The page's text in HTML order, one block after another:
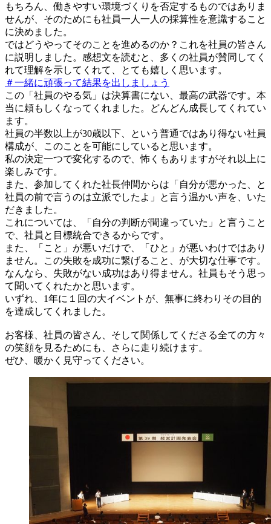
もちろん、働きやすい環境づくりを否定するものではありま
せんが、そのためにも社員一人一人の採算性を意識すること
に決めました。
ではどうやってそのことを進めるのか？これを社員の皆さん
に説明しました。感想文を読むと、多くの社員が賛同してく
れて理解を示してくれて、とても嬉しく思います。
＃一緒に頑張って結果を出しましょう
この「社員のやる気」は決算書にない、最高の武器です。本
当に頼もしくなってくれました。どんどん成長してくれてい
ます。
社員の半数以上が30歳以下、という普通ではあり得ない社員
構成が、このことを可能にしていると思います。
私の決定一つで変化するので、怖くもありますがそれ以上に
楽しみです。
また、参加してくれた社長仲間からは「自分が悪かった、と
社員の前で言うのは立派でしたよ」と言う温かい声を、いた
だきました。
これについては、「自分の判断が間違っていた」と言うこと
で、社員と目標統合できるからです。
また、「こと」が悪いだけで、「ひと」が悪いわけではあり
ません。この失敗を成功に繋げること、が大切な仕事です。
なんなら、失敗がない成功はあり得ません。社員もそう思っ
て聞いてくれたかと思います。
いずれ、1年に１回の大イベントが、無事に終わりその目的
を達成してくれました。
お客様、社員の皆さん、そして関係してくださる全ての方々
の笑顔を見るためにも、さらに走り続けます。
ぜひ、暖かく見守ってください。